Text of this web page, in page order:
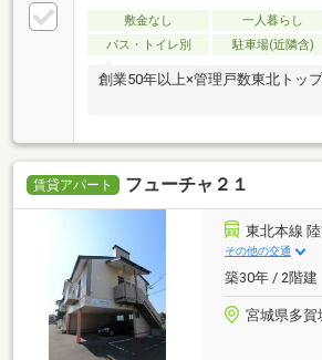
敷金なし 一人暮らし
バス・トイレ別
駐車場(近隣含)
創業50年以上×管理戸数東北トッ
賃貸アパート フューチャ２１
東北本線
その他の交通
築30年 / 2階建
宮城県多賀